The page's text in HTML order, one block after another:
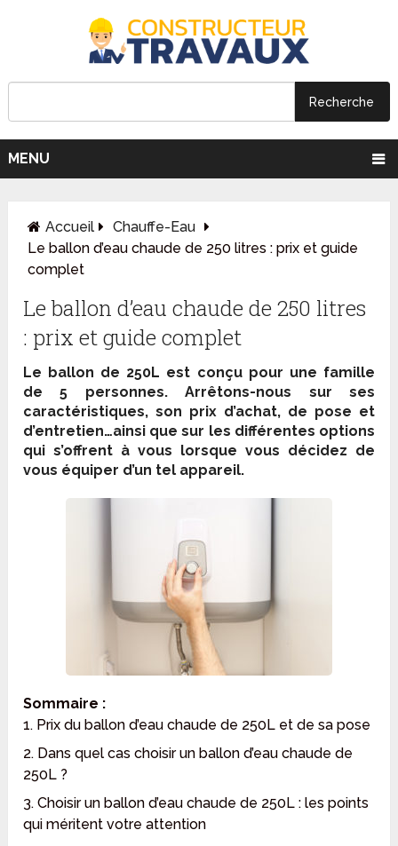
MENU
Accueil
Chauffe-Eau
Le ballon d’eau chaude de 250 litres : prix et guide
complet
Le ballon d’eau chaude de 250 litres
: prix et guide complet
Le ballon de 250L est conçu pour une famille
de 5 personnes. Arrêtons-nous sur ses
caractéristiques, son prix d’achat, de pose et
d’entretien…ainsi que sur les différentes options
qui s’offrent à vous lorsque vous décidez de
vous équiper d’un tel appareil.
Sommaire :
1. Prix du ballon d’eau chaude de 250L et de sa pose
2. Dans quel cas choisir un ballon d’eau chaude de
250L ?
3. Choisir un ballon d’eau chaude de 250L : les points
qui méritent votre attention